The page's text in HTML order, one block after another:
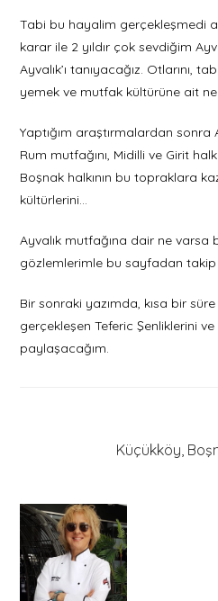
Tabi bu hayalim gerçekleşmedi
karar ile 2 yıldır çok sevdiğim
Ayvalık’ı tanıyacağız. Otlarını,
yemek ve mutfak kültürüne ait
Yaptığım araştırmalardan sonra
Rum mutfağını, Midilli ve Girit
Boşnak halkının bu topraklara
kültürlerini…
Ayvalık mutfağına dair ne varsa
gözlemlerimle bu sayfadan takip
Bir sonraki yazımda, kısa bir
gerçekleşen Teferic Şenliklerini
paylaşacağım.
Küçükköy,